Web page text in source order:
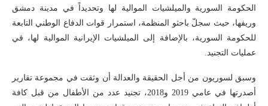
الحكومة السورية والميلشيات الموالية لها وتحديداً في مدينة دمشق
وريفها، حيث سجلّ باحثو المنظمة، استمرار قوات الدفاع الوطني التابعة
للحكومة السورية، بالإضافة إلى الميلشيات الإيرانية الموالية لها، في
عمليات التجنيد.
وسبق لسوريون من أجل الحقيقة والعدالة أن وثقت في مجموعة تقارير
أصدرتها في عامي 2019 و2018، تجنيد عدد من الأطفال من قبل كافة